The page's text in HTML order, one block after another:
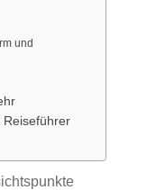
und
Reiseführer